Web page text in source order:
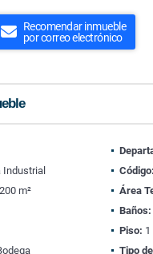
Recomendar inmueble
por correo electrónico
Industrial Código:
m² Área
Baños:
Piso: 1
Tipo